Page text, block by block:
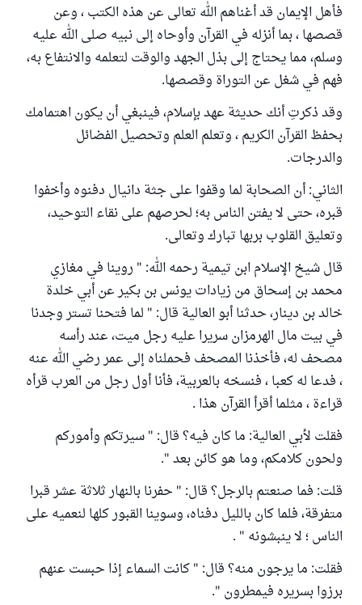
فأهل الإيمان قد أغناهم الله تعالى عن هذه الكتب ، وعن
قصصها ، بما أنزله في القرآن وأوحاه إلى نبيه صلى الله عليه
وسلم، مما يحتاج إلى بذل الجهد والوقت لتعلمه والانتفاع به،
فهم في شغل عن التوراة وقصصها.
وقد ذكرتِ أنك حديثة عهد بإسلام، فينبغي أن يكون اهتمامك
بحفظ القرآن الكريم ، وتعلم العلم وتحصيل الفضائل
والدرجات.
الثاني: أن الصحابة لما وقفوا على جثة دانيال دفنوه وأخفوا
قبره، حتى لا يفتن الناس به؛ لحرصهم على نقاء التوحيد،
وتعليق القلوب بربها تبارك وتعالى.
قال شيخ الإسلام ابن تيمية رحمه الله: " روينا في مغازي
محمد بن إسحاق من زيادات يونس بن بكير عن أبي خلدة
خالد بن دينار، حدثنا أبو العالية قال: " لما فتحنا تستر وجدنا
في بيت مال الهرمزان سريرا عليه رجل ميت، عند رأسه
مصحف له، فأخذنا المصحف فحملناه إلى عمر رضي الله عنه
، فدعا له كعبا ، فنسخه بالعربية، فأنا أول رجل من العرب قرأه
قراءة ، مثلما أقرأ القرآن هذا .
فقلت لأبي العالية: ما كان فيه؟ قال: " سيرتكم وأموركم
ولحون كلامكم، وما هو كائن بعد ".
قلت: فما صنعتم بالرجل؟ قال: " حفرنا بالنهار ثلاثة عشر قبرا
متفرقة، فلما كان بالليل دفناه، وسوينا القبور كلها لنعميه على
الناس ؛ لا ينبشونه " .
فقلت: ما يرجون منه؟ قال: " كانت السماء إذا حبست عنهم
برزوا بسريره فيمطرون ".